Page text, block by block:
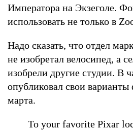
Императора на Экзеголе.
использовать не только в
Надо сказать, что отдел
не изобретал велосипед, а
изобрели другие студии. В
опубликовал свои
марта.
To your favorite Pixar